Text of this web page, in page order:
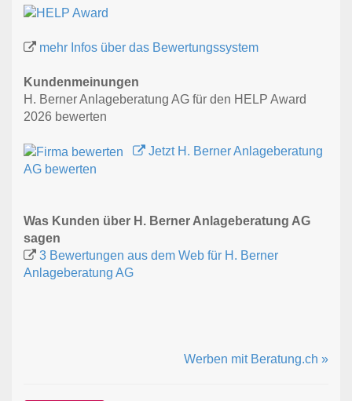
mehr Infos über das Bewertungssystem
Kundenmeinungen
H. Berner Anlageberatung AG für den HELP Award
2026 bewerten
Jetzt H. Berner Anlageberatung
AG bewerten
Was Kunden über H. Berner Anlageberatung AG
sagen
3 Bewertungen aus dem Web für H. Berner
Anlageberatung AG
Werben mit Beratung.ch »